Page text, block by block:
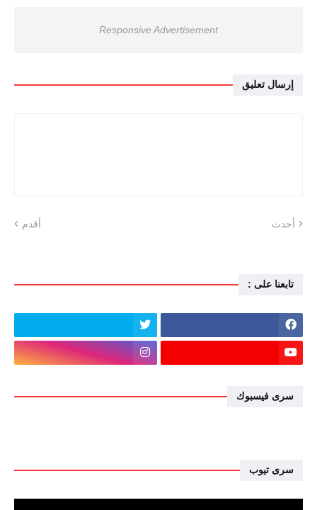
Responsive Advertisement
إرسال تعليق
أحدث أقدم
تابعنا على :
سرى فيسبوك
سرى تيوب